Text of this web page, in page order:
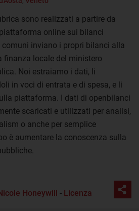
sono realizzati a partire da
online sui bilanci
inviano i propri bilanci alla
finanza locale del ministero
Noi estraiamo i dati, li
in voci di entrata e di spesa, e li
piattaforma. I dati di openbilanci
scaricati e utilizzati per analisi,
o anche per semplice
è aumentare la conoscenza sulla
Honeywill - Licenza